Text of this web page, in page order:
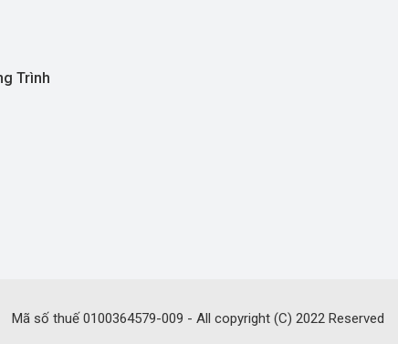
Trình
Mã số thuế 0100364579-009 - All copyright (C) 2022 Reserved